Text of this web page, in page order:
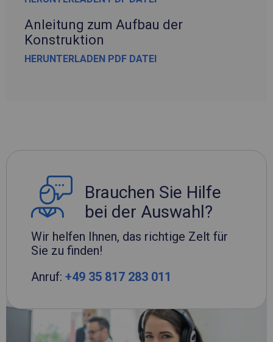
Anleitung zum Aufbau der
Konstruktion
HERUNTERLADEN PDF DATEI
Brauchen Sie Hilfe
bei der Auswahl?
Wir helfen Ihnen, das richtige Zelt für
Sie zu finden!
Anruf: +49 35 817 283 011